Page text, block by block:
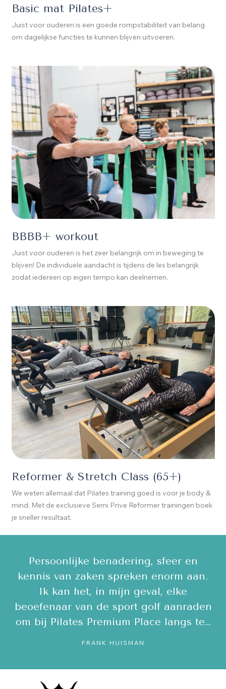
Basic mat Pilates+
Juist voor ouderen is een goede rompstabiliteit van belang
om dagelijkse functies te kunnen blijven uitvoeren.
BBBB+ workout
Juist voor ouderen is het zeer belangrijk om in beweging te
blijven! De individuele aandacht is tijdens de les belangrijk
zodat iedereen op eigen tempo kan deelnemen.
Reformer & Stretch Class (65+)
We weten allemaal dat Pilates training goed is voor je body &
mind. Met de exclusieve Semi Prive Reformer trainingen boek
je sneller resultaat.
Een uitdagende Mat groepsles en een
zeer leerzame privé sessie op de
REFORMER gehad van Diani. Zij is
ontzettend kundig en doceert én
corrigeert heel goed. Ik ben echt fan!…
NEELTJE GAST